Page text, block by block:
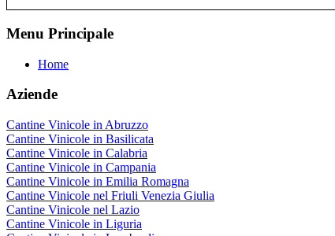
Menu Principale
Home
Aziende
Cantine Vinicole in Abruzzo
Cantine Vinicole in Basilicata
Cantine Vinicole in Calabria
Cantine Vinicole in Campania
Cantine Vinicole in Emilia Romagna
Cantine Vinicole nel Friuli Venezia Giulia
Cantine Vinicole nel Lazio
Cantine Vinicole in Liguria